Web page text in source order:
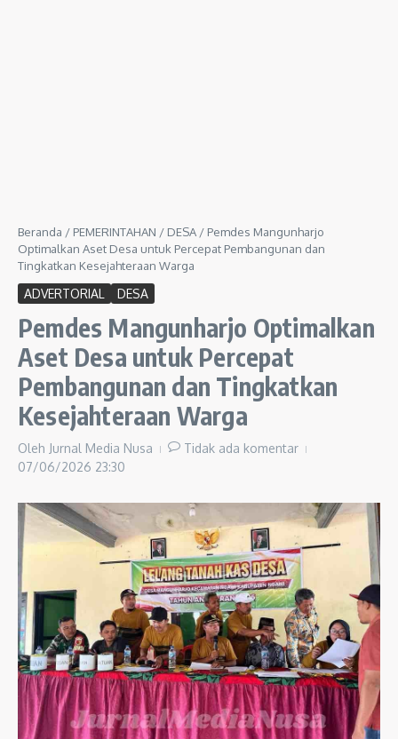
Beranda / PEMERINTAHAN / DESA / Pemdes Mangunharjo
Optimalkan Aset Desa untuk Percepat Pembangunan dan
Tingkatkan Kesejahteraan Warga
ADVERTORIAL DESA
Pemdes Mangunharjo Optimalkan
Aset Desa untuk Percepat
Pembangunan dan Tingkatkan
Kesejahteraan Warga
Oleh Jurnal Media Nusa
Tidak ada komentar
07/06/2026 23:30